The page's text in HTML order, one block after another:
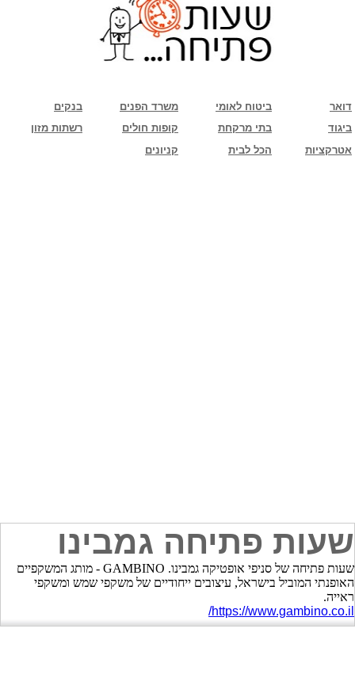
בנקים משרד הפנים ביטוח לאומי
דואר
רשתות מזון
קופות חולים בתי מרקחת
ביגוד
קניונים
הכל לבית אטרקציות
שעות פתיחה גמבינו
שעות פתיחה של סניפי אופטיקה גמבינו. GAMBINO - מותג המשקפיים
האופנתי המוביל בישראל, עיצובים ייחודיים של משקפי שמש ומשקפי
ראייה.
https://www.gambino.co.il/